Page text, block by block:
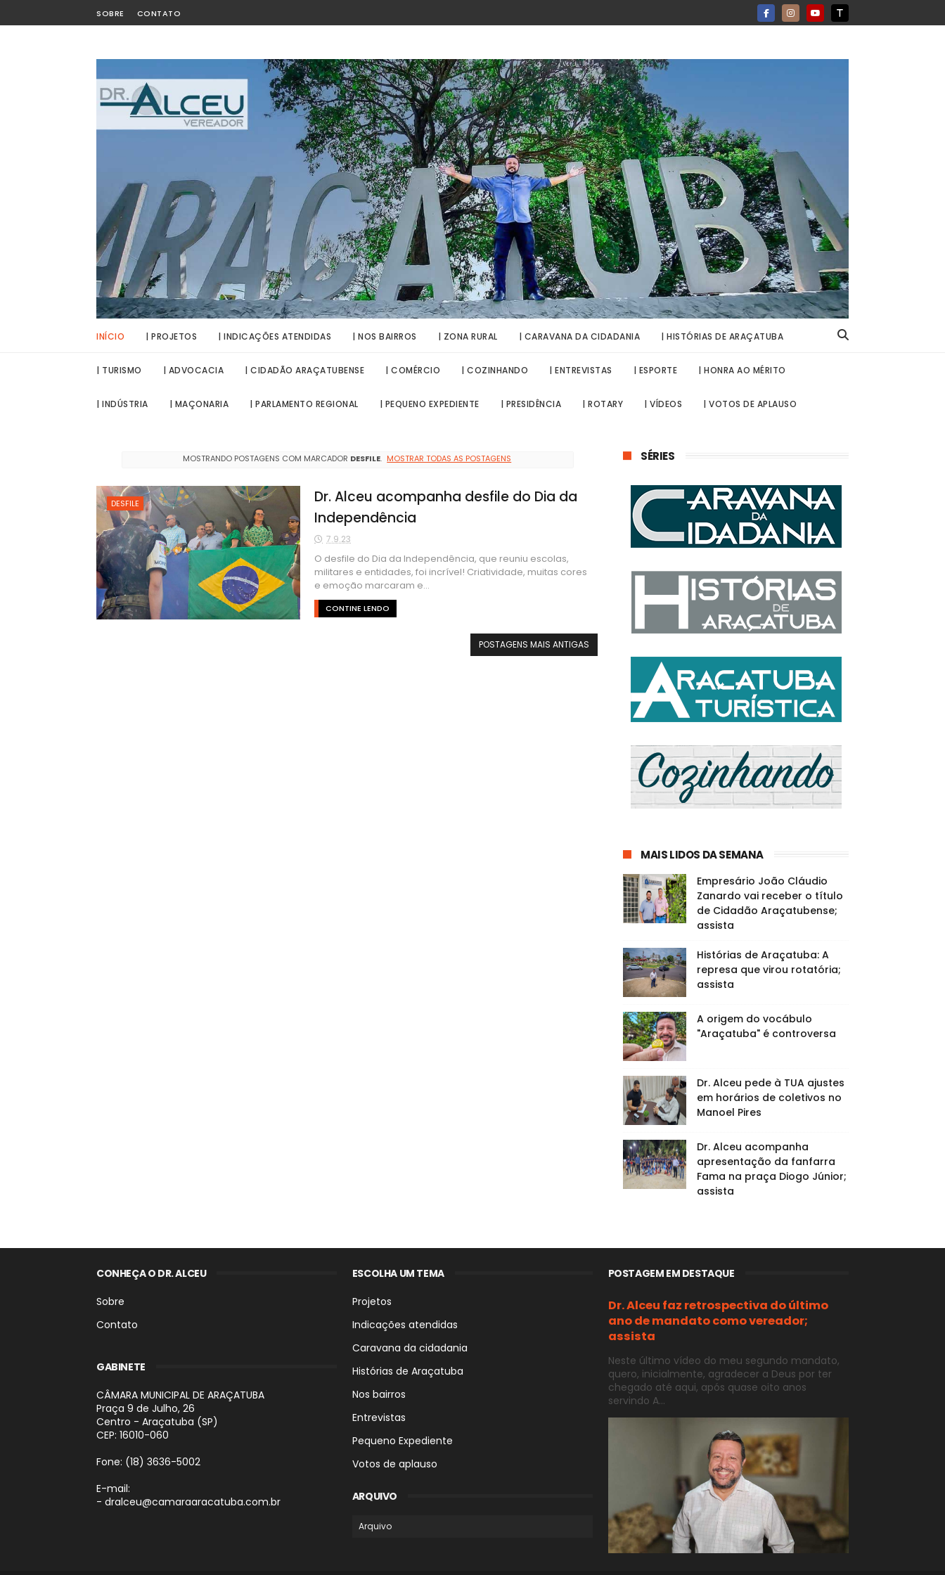
SOBRE CONTATO
INÍCIO | PROJETOS | INDICAÇÕES ATENDIDAS | NOS BAIRROS | ZONA RURAL | CARAVANA DA CIDADANIA | HISTÓRIAS DE ARAÇATUBA
| TURISMO | ADVOCACIA | CIDADÃO ARAÇATUBENSE | COMÉRCIO | COZINHANDO | ENTREVISTAS | ESPORTE | HONRA AO MÉRITO
| INDÚSTRIA | MAÇONARIA | PARLAMENTO REGIONAL | PEQUENO EXPEDIENTE | PRESIDÊNCIA | ROTARY | VÍDEOS | VOTOS DE APLAUSO
MOSTRANDO POSTAGENS COM MARCADOR DESFILE. MOSTRAR TODAS AS POSTAGENS
DESFILE
Dr. Alceu acompanha desfile do Dia da
Independência
7.9.23
O desfile do Dia da Independência, que reuniu escolas,
militares e entidades, foi incrível! Criatividade, muitas cores
e emoção marcaram e...
CONTINE LENDO
POSTAGENS MAIS ANTIGAS
SÉRIES
MAIS LIDOS DA SEMANA
Empresário João Cláudio
Zanardo vai receber o título
de Cidadão Araçatubense;
assista
Histórias de Araçatuba: A
represa que virou rotatória;
assista
A origem do vocábulo
"Araçatuba" é controversa
Dr. Alceu pede à TUA ajustes
em horários de coletivos no
Manoel Pires
Dr. Alceu acompanha
apresentação da fanfarra
Fama na praça Diogo Júnior;
assista
CONHEÇA O DR. ALCEU
Sobre
Contato
GABINETE
CÂMARA MUNICIPAL DE ARAÇATUBA
Praça 9 de Julho, 26
Centro - Araçatuba (SP)
CEP: 16010-060
Fone: (18) 3636-5002
E-mail:
- dralceu@camaraaracatuba.com.br
ESCOLHA UM TEMA
Projetos
Indicações atendidas
Caravana da cidadania
Histórias de Araçatuba
Nos bairros
Entrevistas
Pequeno Expediente
Votos de aplauso
ARQUIVO
POSTAGEM EM DESTAQUE
Dr. Alceu faz retrospectiva do último
ano de mandato como vereador;
assista
Neste último vídeo do meu segundo mandato,
quero, inicialmente, agradecer a Deus por ter
chegado até aqui, após quase oito anos
servindo A...